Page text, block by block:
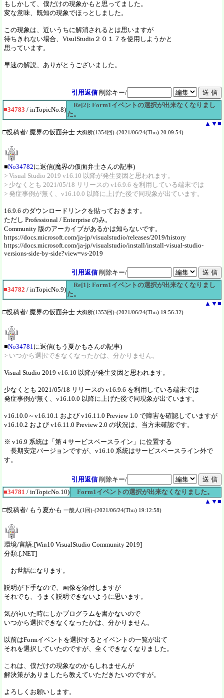
もしかして、僕だけの現象かもと思ってました。
変な意味、既知の現象でほっとしました。
この現象は、近いうちに解消されるとは思いますが
待ちきれない場合、VisulStudio２０１７を使用しようかと
思っています。
早速の解説、ありがとうございました。
引用返信 削除キー/
■34783 / inTopicNo.8)
Re[2]: Form1イベントの選択が出来なくなりまし
た。
▲ ▼ ■
□投稿者/ 魔界の仮面弁士 大御所(1354回)-(2021/06/24(Thu) 20:09:54)
■No34782に返信(魔界の仮面弁士さんの記事)
> Visual Studio 2019 v16.10 以降が発生要因と思われます。
> 少なくとも 2021/05/18 リリースの v16.9.6 を利用している端末では
> 発症事例が無く、v16.10.0 以降に上げた後で同現象が出ています。
16.9.6 のダウンロードリンクを貼っておきます。
ただし Professional / Enterprise のみ。
Community 版のアーカイブがあるかは知らないです。
https://docs.microsoft.com/ja-jp/visualstudio/releases/2019/history
https://docs.microsoft.com/ja-jp/visualstudio/install/install-visual-studio-
versions-side-by-side?view=vs-2019
引用返信 削除キー/
■34782 / inTopicNo.9)
Re[1]: Form1イベントの選択が出来なくなりまし
た。
▲ ▼ ■
□投稿者/ 魔界の仮面弁士 大御所(1353回)-(2021/06/24(Thu) 19:56:32)
■No34781 に返信(もう夏かもさんの記事)
> いつから選択できなくなったかは、分かりません。
Visual Studio 2019 v16.10 以降が発生要因と思われます。
少なくとも 2021/05/18 リリースの v16.9.6 を利用している端末では
発症事例が無く、v16.10.0 以降に上げた後で同現象が出ています。
v16.10.0～v16.10.1 および v16.11.0 Preview 1.0 で障害を確認していますが
v16.10.2 および v16.11.0 Preview 2.0 の状況は、当方未確認です。
※ v16.9 系統は「第 4 サービスベースライン」に位置する
長期安定バージョンですが、v16.10 系統はサービスベースライン外で
す。
引用返信 削除キー/
■34781 / inTopicNo.10)
Form1イベントの選択が出来なくなりました。
▲ ▼ ■
□投稿者/ もう夏かも 一般人(1回)-(2021/06/24(Thu) 19:12:58)
環境/言語:[Win10 VisualStudio Community 2019]
分類:[.NET]
お世話になります。
説明が下手なので、画像を添付しますが
それでも、うまく説明できないように思います。
気が向いた時にしかプログラムを書かないので
いつから選択できなくなったかは、分かりません。
以前はFormイベントを選択するとイベントの一覧が出て
それを選択していたのですが、全くできなくなりました。
これは、僕だけの現象なのかもしれませんが
解決策がありましたら教えていただきたいのですが。
よろしくお願いします。